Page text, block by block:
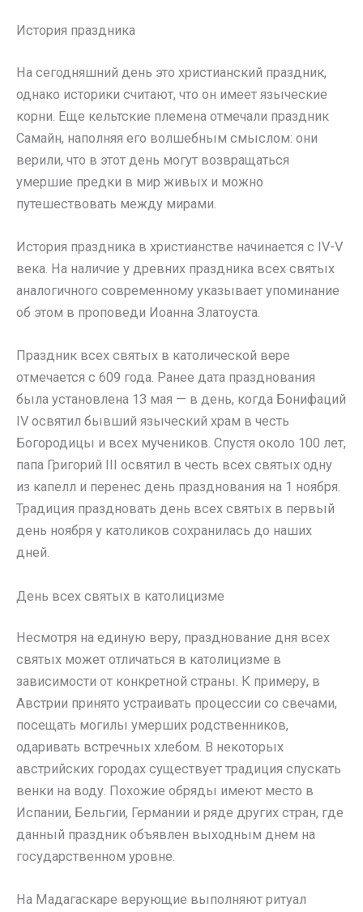
История праздника
На сегодняшний день это христианский праздник,
однако историки считают, что он имеет языческие
корни. Еще кельтские племена отмечали праздник
Самайн, наполняя его волшебным смыслом: они
верили, что в этот день могут возвращаться
умершие предки в мир живых и можно
путешествовать между мирами.
История праздника в христианстве начинается с IV-V
века. На наличие у древних праздника всех святых
аналогичного современному указывает упоминание
об этом в проповеди Иоанна Златоуста.
Праздник всех святых в католической вере
отмечается с 609 года. Ранее дата празднования
была установлена 13 мая — в день, когда Бонифаций
IV освятил бывший языческий храм в честь
Богородицы и всех мучеников. Спустя около 100 лет,
папа Григорий III освятил в честь всех святых одну
из капелл и перенес день празднования на 1 ноября.
Традиция праздновать день всех святых в первый
день ноября у католиков сохранилась до наших
дней.
День всех святых в католицизме
Несмотря на единую веру, празднование дня всех
святых может отличаться в католицизме в
зависимости от конкретной страны. К примеру, в
Австрии принято устраивать процессии со свечами,
посещать могилы умерших родственников,
одаривать встречных хлебом. В некоторых
австрийских городах существует традиция спускать
венки на воду. Похожие обряды имеют место в
Испании, Бельгии, Германии и ряде других стран, где
данный праздник объявлен выходным днем на
государственном уровне.
На Мадагаскаре верующие выполняют ритуал